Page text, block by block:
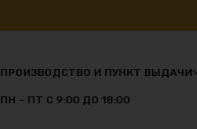
ПРОИЗВОДСТВО И ПУНКТ ВЫДАЧИ
ПН – ПТ С 9:00 ДО 18:00